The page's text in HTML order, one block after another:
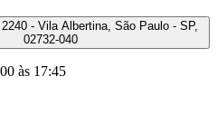
- Vila Albertina, São Paulo - SP,
02732-040
às 17:45